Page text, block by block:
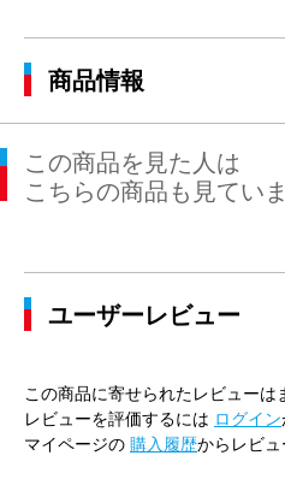
商品情報
この商品を見た人は
こちらの商品も見てい
ユーザーレビュー
この商品に寄せられたレビューは
レビューを評価するには ログイン
マイページの 購入履歴からレビュ